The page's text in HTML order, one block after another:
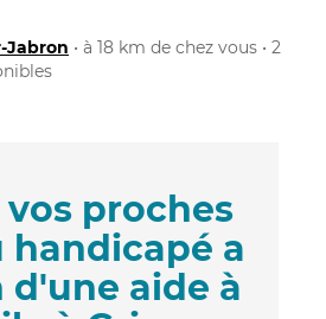
Jabron • à 18 km de chez vous • 2
vos proches
handicapé a
d'une aide à